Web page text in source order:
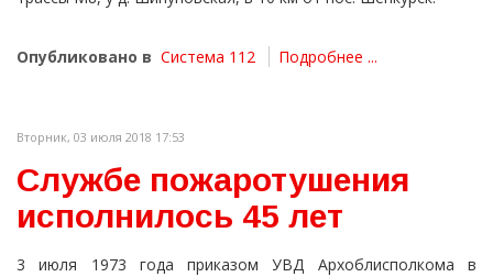
Опубликовано в Система 112 Подробнее ...
Вторник, 03 июля 2018 17:53
Службе пожаротушения
исполнилось 45 лет
3 июля 1973 года приказом УВД Архоблисполкома в